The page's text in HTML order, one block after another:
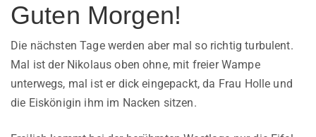
Guten Morgen!
Die nächsten Tage werden aber mal so richtig turbulent.
Mal ist der Nikolaus oben ohne, mit freier Wampe
unterwegs, mal ist er dick eingepackt, da Frau Holle und
die Eiskönigin ihm im Nacken sitzen.